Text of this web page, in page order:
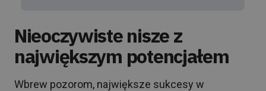
Nieoczywiste nisze z
największym potencjałem
Wbrew pozorom, największe sukcesy w